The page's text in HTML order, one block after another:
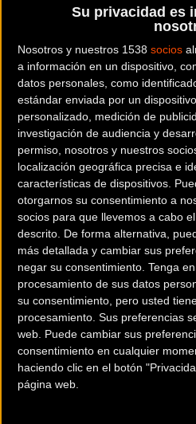
Su privacidad es
Nosotros y nuestros 1538 socios
a información en un dispositivo,
datos personales, como
estándar enviada por un
personalizado, medición de
investigación de audiencia y
permiso, nosotros y nuestros
localización geográfica precisa e
características de dispositivos.
otorgarnos su consentimiento a
socios para que llevemos a cabo
descrito. De forma alternativa,
más detallada y cambiar sus
negar su consentimiento. Tenga
procesamiento de sus datos
su consentimiento, pero usted
procesamiento. Sus preferencias
web. Puede cambiar sus
consentimiento en cualquier
haciendo clic en el botón
página web.
CONOR WRC WIND EP8
ELÉCTRICAS - ROAD 4.200
Para gravel como novedad llega la
Shimano EP 8, el motor más potente de